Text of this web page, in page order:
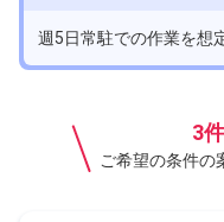
週5日常駐での作業を想
3
ご希望の条件の